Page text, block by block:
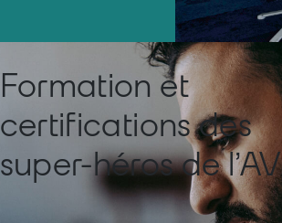
Formation et
certifications des
super-héros de l’AV